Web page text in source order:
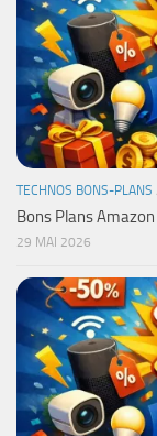
TECHNOS BONS-PLANS
Bons Plans
29 MAI 2026